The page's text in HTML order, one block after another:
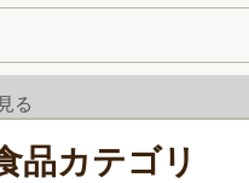
る
品カテゴリ